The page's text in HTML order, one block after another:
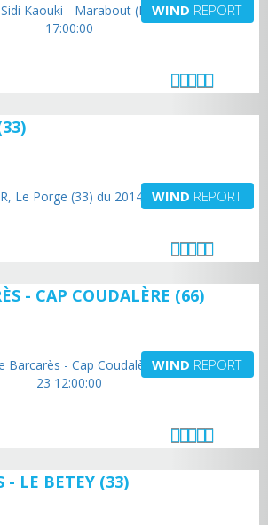
WIND REPORT
WIND REPORT
- CAP COUDALÈRE (66)
WIND REPORT
- LE BETEY (33)